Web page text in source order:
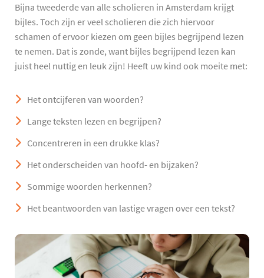
Bijna tweederde van alle scholieren in Amsterdam krijgt
bijles. Toch zijn er veel scholieren die zich hiervoor
schamen of ervoor kiezen om geen bijles begrijpend lezen
te nemen. Dat is zonde, want bijles begrijpend lezen kan
juist heel nuttig en leuk zijn! Heeft uw kind ook moeite met:
Het ontcijferen van woorden?
Lange teksten lezen en begrijpen?
Concentreren in een drukke klas?
Het onderscheiden van hoofd- en bijzaken?
Sommige woorden herkennen?
Het beantwoorden van lastige vragen over een tekst?